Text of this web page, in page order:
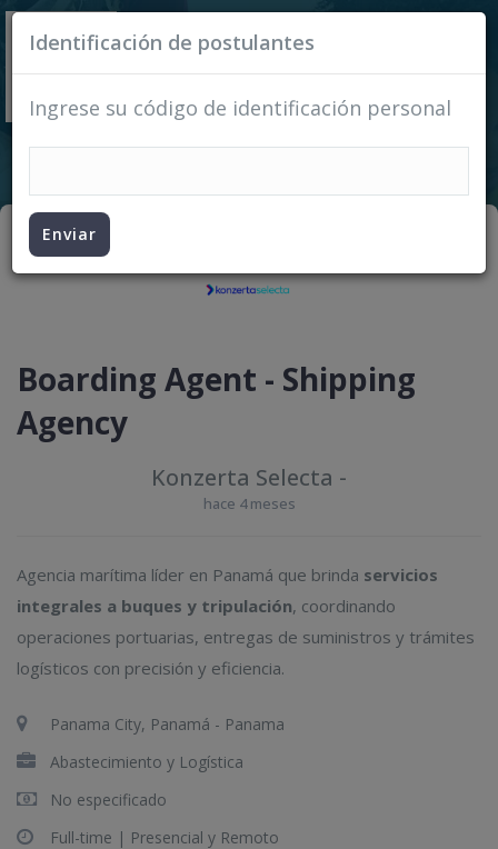
Boarding Agent - Shipping
Agency
Konzerta Selecta -
hace 4 meses
Agencia marítima líder en Panamá que brinda servicios
integrales a buques y tripulación, coordinando
operaciones portuarias, entregas de suministros y trámites
logísticos con precisión y eficiencia.
Panama City, Panamá - Panama
Abastecimiento y Logística
No especificado
Full-time | Presencial y Remoto
Identificación de postulantes
Ingrese su código de identificación personal
Enviar